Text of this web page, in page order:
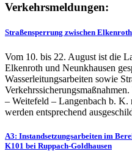
Verkehrsmeldungen:
Straßensperrung zwischen
Vom 10. bis 22. August ist die
Elkenroth und Neunkhausen
Wasserleitungsarbeiten sowie
– Weitefeld – Langenbach b. K.
werden entsprechend
A3: Instandsetzungsarbeiten im
K101 bei Ruppach-Goldhausen